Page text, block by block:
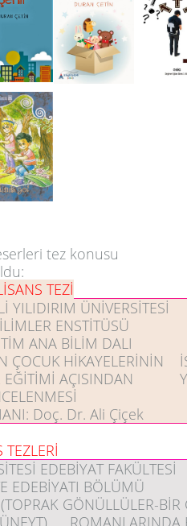
tez konusu
TEZİ
YILIDIRIM ÜNİVERSİTESİ
ENSTİTÜSÜ
ANA BİLİM DALI
ÇOCUK HİKAYELERİNİN
EĞİTİMİ AÇISINDAN
Doç. Dr. Ali Çiçek
TEZLERİ
EDEBİYAT FAKÜLTESİ
EDEBİYATI BÖLÜMÜ
GÖNÜLLÜLER-BİR
ROMANLARINDA